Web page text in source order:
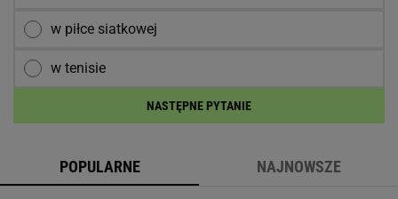
w piłce siatkowej
w tenisie
NASTĘPNE PYTANIE
POPULARNE NAJNOWSZE